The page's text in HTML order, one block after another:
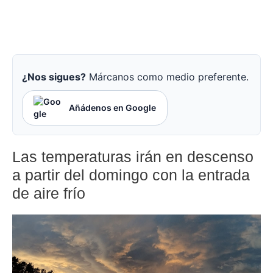
¿Nos sigues? Márcanos como medio preferente.
Añádenos en Google
Las temperaturas irán en descenso
a partir del domingo con la entrada
de aire frío